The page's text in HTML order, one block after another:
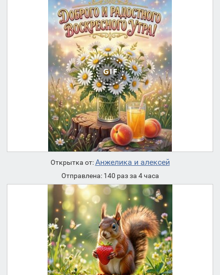
Открытка от:Анжелика и алексей
Отправлена: 140 раз за 4 часа